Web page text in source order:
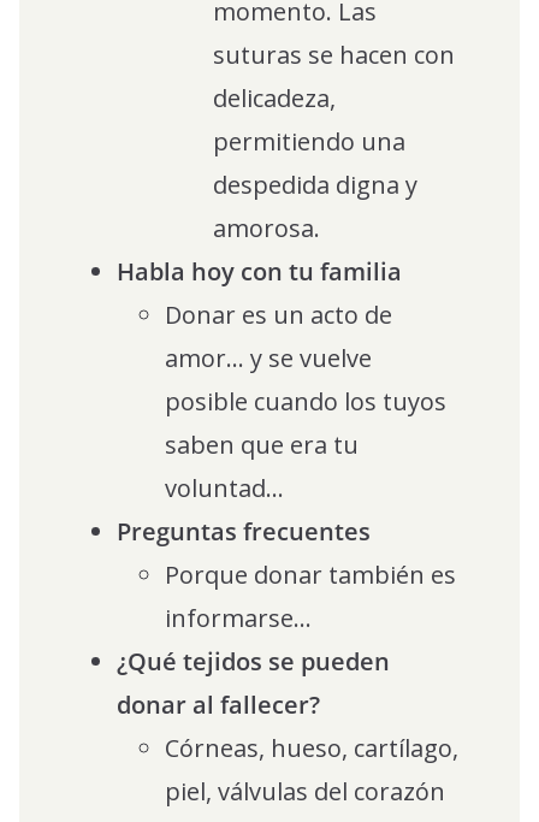
momento. Las
suturas se hacen con
delicadeza,
permitiendo una
despedida digna y
amorosa.
Habla hoy con tu familia
Donar es un acto de
amor… y se vuelve
posible cuando los tuyos
saben que era tu
voluntad…
Preguntas frecuentes
Porque donar también es
informarse…
¿Qué tejidos se pueden
donar al fallecer?
Córneas, hueso, cartílago,
piel, válvulas del corazón